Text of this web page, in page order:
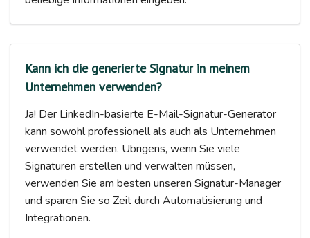
Kann ich die generierte Signatur in meinem
Unternehmen verwenden?
Ja! Der LinkedIn-basierte E-Mail-Signatur-Generator
kann sowohl professionell als auch als Unternehmen
verwendet werden. Übrigens, wenn Sie viele
Signaturen erstellen und verwalten müssen,
verwenden Sie am besten unseren Signatur-Manager
und sparen Sie so Zeit durch Automatisierung und
Integrationen.